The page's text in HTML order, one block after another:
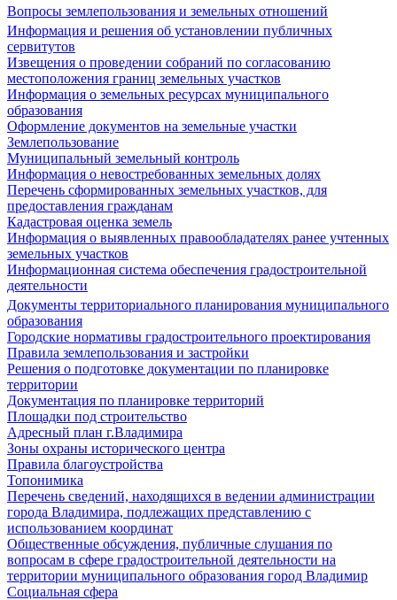
Вопросы землепользования и земельных отношений
Информация и решения об установлении публичных
сервитутов
Извещения о проведении собраний по согласованию
местоположения границ земельных участков
Информация о земельных ресурсах муниципального
образования
Оформление документов на земельные участки
Землепользование
Муниципальный земельный контроль
Информация о невостребованных земельных долях
Перечень сформированных земельных участков, для
предоставления гражданам
Кадастровая оценка земель
Информация о выявленных правообладателях ранее учтенных
земельных участков
Информационная система обеспечения градостроительной
деятельности
Документы территориального планирования муниципального
образования
Городские нормативы градостроительного проектирования
Правила землепользования и застройки
Решения о подготовке документации по планировке
территории
Документация по планировке территорий
Площадки под строительство
Адресный план г.Владимира
Зоны охраны исторического центра
Правила благоустройства
Топонимика
Перечень сведений, находящихся в ведении администрации
города Владимира, подлежащих представлению с
использованием координат
Общественные обсуждения, публичные слушания по
вопросам в сфере градостроительной деятельности на
территории муниципального образования город Владимир
Социальная сфера